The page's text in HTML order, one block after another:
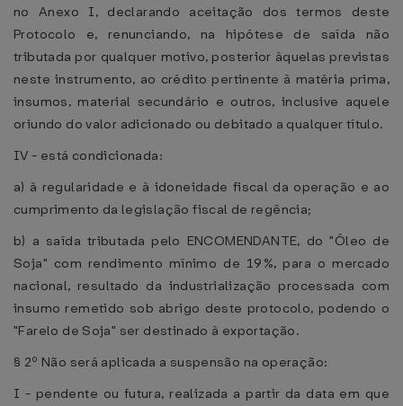
no Anexo I, declarando aceitação dos termos deste
Protocolo e, renunciando, na hipótese de saída não
tributada por qualquer motivo, posterior àquelas previstas
neste instrumento, ao crédito pertinente à matéria prima,
insumos, material secundário e outros, inclusive aquele
oriundo do valor adicionado ou debitado a qualquer título.
IV - está condicionada:
a) à regularidade e à idoneidade fiscal da operação e ao
cumprimento da legislação fiscal de regência;
b) a saída tributada pelo ENCOMENDANTE, do "Óleo de
Soja" com rendimento mínimo de 19%, para o mercado
nacional, resultado da industrialização processada com
insumo remetido sob abrigo deste protocolo, podendo o
"Farelo de Soja" ser destinado à exportação.
§ 2º Não será aplicada a suspensão na operação:
I - pendente ou futura, realizada a partir da data em que